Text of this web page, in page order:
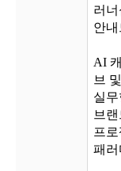
러
안
AI
브
실
브
프
패러